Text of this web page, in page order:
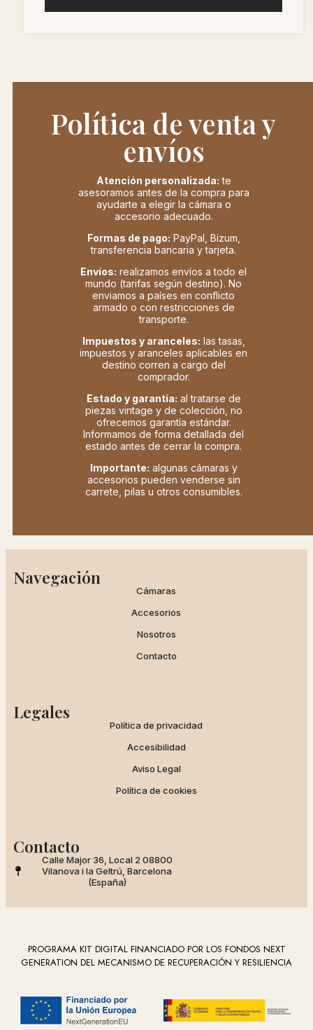
Política de venta y
envíos
Atención personalizada: te
asesoramos antes de la compra para
ayudarte a elegir la cámara o
accesorio adecuado.
Formas de pago: PayPal, Bizum,
transferencia bancaria y tarjeta.
Envíos: realizamos envíos a todo el
mundo (tarifas según destino). No
enviamos a países en conflicto
armado o con restricciones de
transporte.
Impuestos y aranceles: las tasas,
impuestos y aranceles aplicables en
destino corren a cargo del
comprador.
Estado y garantía: al tratarse de
piezas vintage y de colección, no
ofrecemos garantía estándar.
Informamos de forma detallada del
estado antes de cerrar la compra.
Importante: algunas cámaras y
accesorios pueden venderse sin
carrete, pilas u otros consumibles.
Navegación
Cámaras
Accesorios
Nosotros
Contacto
Legales
Política de privacidad
Accesibilidad
Aviso Legal
Política de cookies
Contacto
Calle Major 36, Local 2 08800
Vilanova i la Geltrú, Barcelona
(España)
PROGRAMA KIT DIGITAL FINANCIADO POR LOS FONDOS NEXT
GENERATION DEL MECANISMO DE RECUPERACIÓN Y RESILIENCIA